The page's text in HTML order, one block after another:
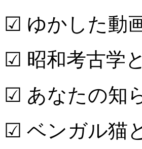
☑ ゆかした動
☑ 昭和考古学
☑ あなたの知
☑ ベンガル猫